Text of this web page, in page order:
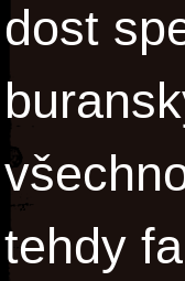
dost
tehdy